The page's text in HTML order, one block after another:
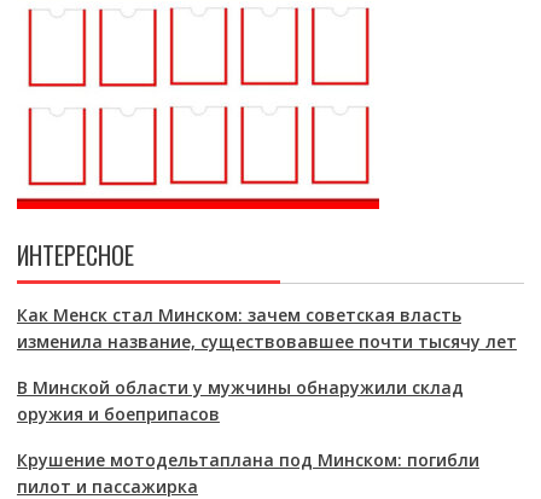
ИНТЕРЕСНОЕ
Как Менск стал Минском: зачем советская власть
изменила название, существовавшее почти тысячу лет
В Минской области у мужчины обнаружили склад
оружия и боеприпасов
Крушение мотодельтаплана под Минском: погибли
пилот и пассажирка